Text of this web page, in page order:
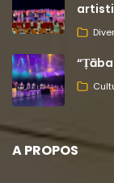
A PROPOS